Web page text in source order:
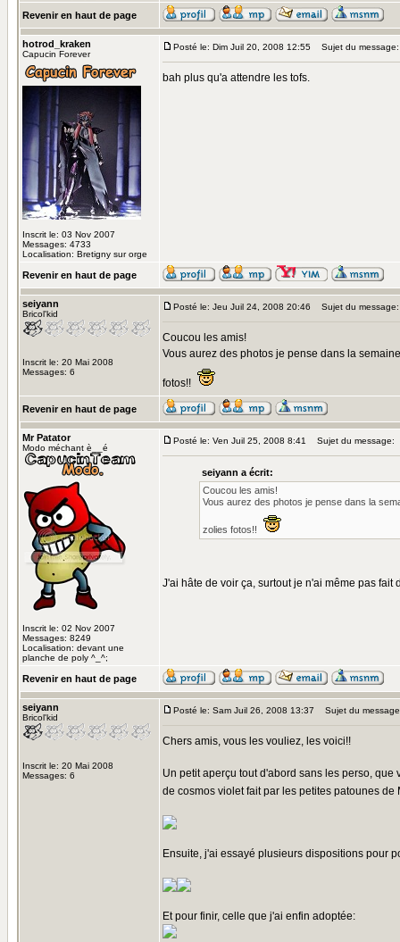
Revenir en haut de page
hotrod_kraken
Capucin Forever
Inscrit le: 03 Nov 2007
Messages: 4733
Localisation: Bretigny sur orge
Posté le: Dim Juil 20, 2008 12:55 Sujet du message:
bah plus qu'a attendre les tofs.
Revenir en haut de page
seiyann
Bricol'kid
Inscrit le: 20 Mai 2008
Messages: 6
Posté le: Jeu Juil 24, 2008 20:46 Sujet du message:
Coucou les amis!
Vous aurez des photos je pense dans la
fotos!!
Revenir en haut de page
Mr Patator
Modo méchant è__é
Inscrit le: 02 Nov 2007
Messages: 8249
Localisation: devant une
planche de poly ^_^;
Posté le: Ven Juil 25, 2008 8:41 Sujet du message:
seiyann a écrit:
Coucou les amis!
Vous aurez des photos je pense dans la
zolies fotos!!
J'ai hâte de voir ça, surtout je n'ai même pas
Revenir en haut de page
seiyann
Bricol'kid
Inscrit le: 20 Mai 2008
Messages: 6
Posté le: Sam Juil 26, 2008 13:37 Sujet du
Chers amis, vous les vouliez, les voici!!
Un petit aperçu tout d'abord sans les perso,
de cosmos violet fait par les petites patounes de
Ensuite, j'ai essayé plusieurs dispositions pour
Et pour finir, celle que j'ai enfin adoptée: